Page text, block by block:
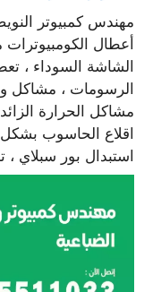
مهندس كمبيوتر
أعطال
الشاشة السوداء ،
الرسومات ، مشاكل
مشاكل الحرارة
اقلاع الحاسوب بشكل
استبدال بور سبلاي